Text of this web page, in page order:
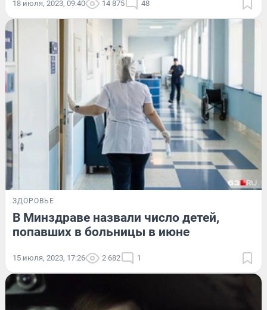
18 июля, 2023, 09:40 14 875 48
ЗДОРОВЬЕ
В Минздраве назвали число детей,
попавших в больницы в июне
15 июля, 2023, 17:26 2 682 1